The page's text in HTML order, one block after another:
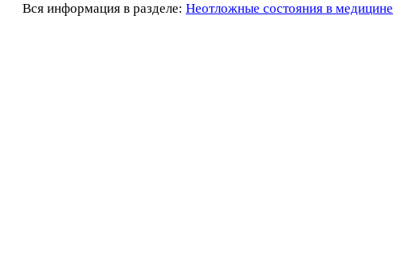
Вся информация в разделе: Неотложные состояния в медицине